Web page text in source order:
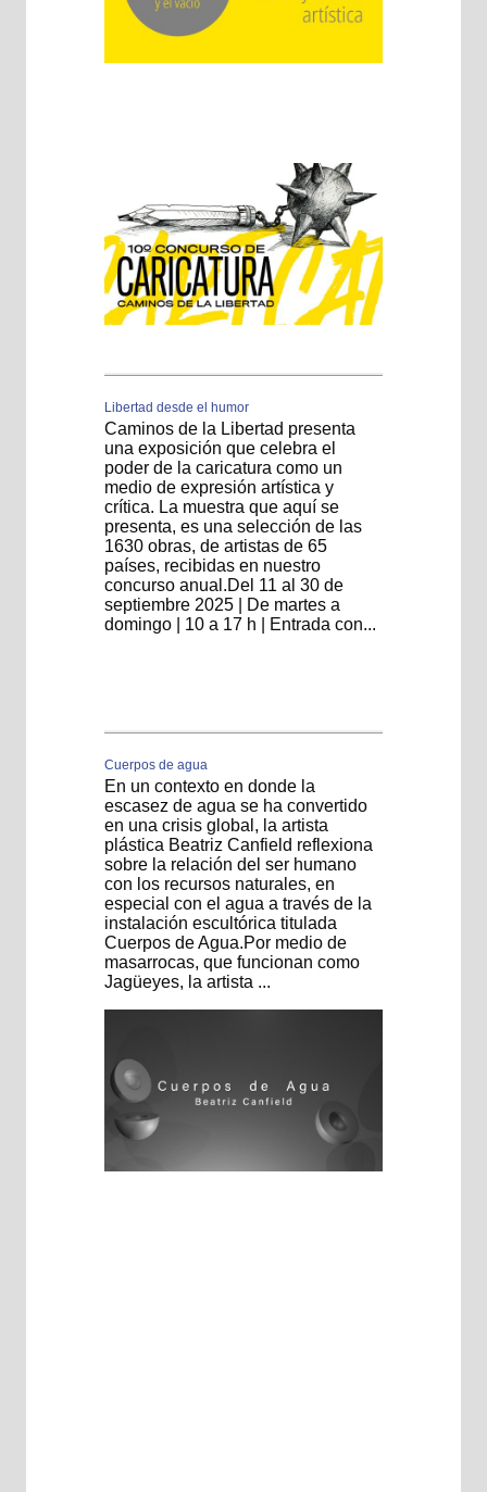
Libertad desde el humor
Caminos de la Libertad presenta
una exposición que celebra el
poder de la caricatura como un
medio de expresión artística y
crítica. La muestra que aquí se
presenta, es una selección de las
1630 obras, de artistas de 65
países, recibidas en nuestro
concurso anual.Del 11 al 30 de
septiembre 2025 | De martes a
domingo | 10 a 17 h | Entrada con...
Cuerpos de agua
En un contexto en donde la
escasez de agua se ha convertido
en una crisis global, la artista
plástica Beatriz Canfield reflexiona
sobre la relación del ser humano
con los recursos naturales, en
especial con el agua a través de la
instalación escultórica titulada
Cuerpos de Agua.Por medio de
masarrocas, que funcionan como
Jagüeyes, la artista ...